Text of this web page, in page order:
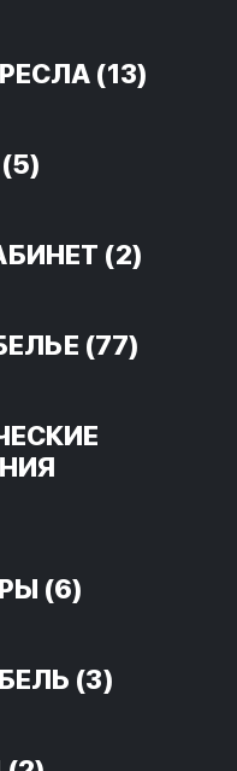
(13)
(5)
(2)
(77)
(6)
(3)